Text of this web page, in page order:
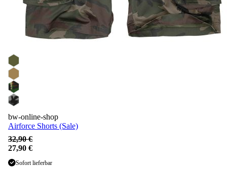
bw-online-shop
Airforce Shorts (Sale)
32,90 €
27,90 €
Sofort lieferbar